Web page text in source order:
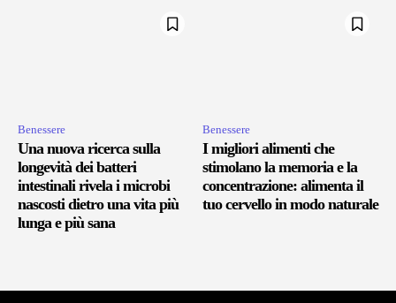
Benessere
Una nuova ricerca sulla
longevità dei batteri
intestinali rivela i microbi
nascosti dietro una vita più
lunga e più sana
Benessere
I migliori alimenti che
stimolano la memoria e la
concentrazione: alimenta il
tuo cervello in modo naturale